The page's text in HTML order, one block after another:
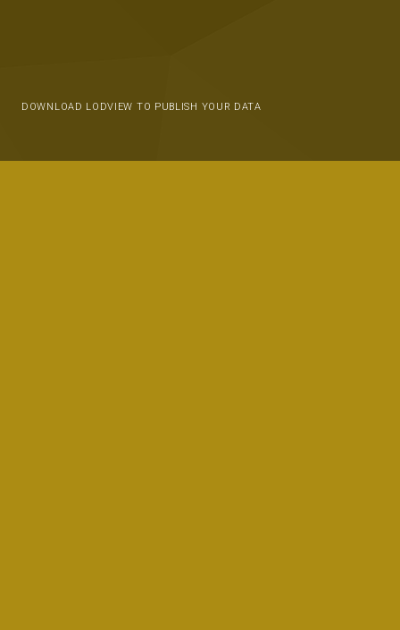
DOWNLOAD LODVIEW TO PUBLISH YOUR DATA